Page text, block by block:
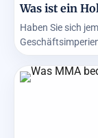
Was ist ein
Haben Sie sich